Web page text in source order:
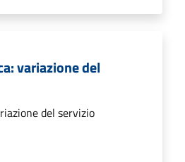
variazione del
del servizio